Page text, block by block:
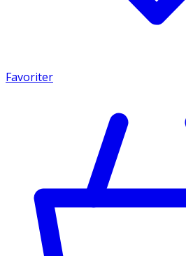
Favoriter